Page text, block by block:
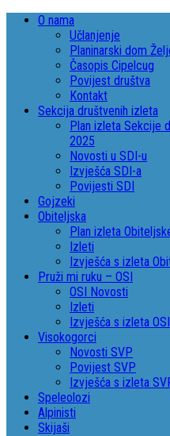
O nama
Učlanjenje
Planinarski dom
Časopis Cipelcug
Povijest društva
Kontakt
Sekcija društvenih izleta
Plan izleta Sekcije
2025
Novosti u SDI-u
Izvješća SDI-a
Povijesti SDI
Gojzeki
Obiteljska
Plan izleta
Izleti
Izvješća s izleta
Pruži mi ruku – OSI
OSI Novosti
Izleti
Izvješća s izleta OSI
Visokogorci
Novosti SVP
Povijest SVP
Izvješća s izleta
Speleolozi
Alpinisti
Skijaši